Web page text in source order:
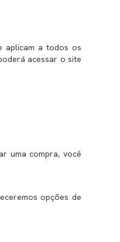
aplicam a todos os
acessar o site
uma compra, você
opções de